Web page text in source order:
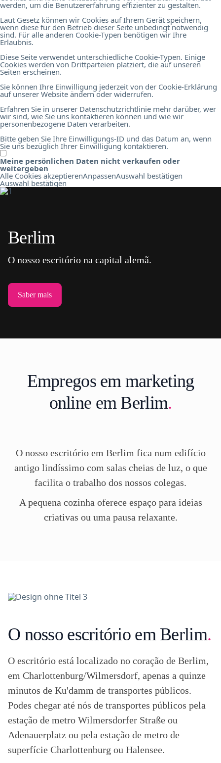
werden, um die Benutzererfahrung effizienter zu gestalten.
Laut Gesetz können wir Cookies auf Ihrem Gerät speichern,
wenn diese für den Betrieb dieser Seite unbedingt notwendig
sind. Für alle anderen Cookie-Typen benötigen wir Ihre
Erlaubnis.
Diese Seite verwendet unterschiedliche Cookie-Typen. Einige
Cookies werden von Drittparteien platziert, die auf unseren
Seiten erscheinen.
Sie können Ihre Einwilligung jederzeit von der Cookie-Erklärung
auf unserer Website ändern oder widerrufen.
Erfahren Sie in unserer Datenschutzrichtlinie mehr darüber, wer
wir sind, wie Sie uns kontaktieren können und wie wir
personenbezogene Daten verarbeiten.
Bitte geben Sie Ihre Einwilligungs-ID und das Datum an, wenn
Sie uns bezüglich Ihrer Einwilligung kontaktieren.
Meine persönlichen Daten nicht verkaufen oder
weitergeben
Alle Cookies akzeptierenAnpassenAuswahl bestätigen
Auswahl bestätigen
Berlim
O nosso escritório na capital alemã.
Saber mais
Empregos em marketing
online em Berlim.
O nosso escritório em Berlim fica num edifício
antigo lindíssimo com salas cheias de luz, o que
facilita o trabalho dos nossos colegas.
A pequena cozinha oferece espaço para ideias
criativas ou uma pausa relaxante.
O nosso escritório em Berlim.
O escritório está localizado no coração de Berlim,
em Charlottenburg/Wilmersdorf, apenas a quinze
minutos de Ku'damm de transportes públicos.
Podes chegar até nós de transportes públicos pela
estação de metro Wilmersdorfer Straße ou
Adenauerplatz ou pela estação de metro de
superfície Charlottenburg ou Halensee.